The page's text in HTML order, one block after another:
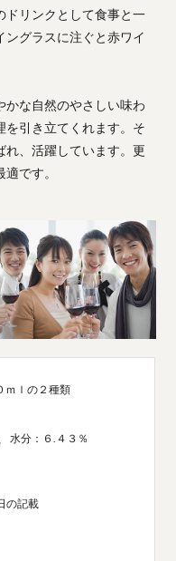
ドリンクとして食事と一
グラスに注ぐと赤ワイ
かな自然のやさしい味わ
を引き立てくれます。そ
れ、活躍しています。更
です。
ｍｌの２種類
水分：６.４３％
の記載